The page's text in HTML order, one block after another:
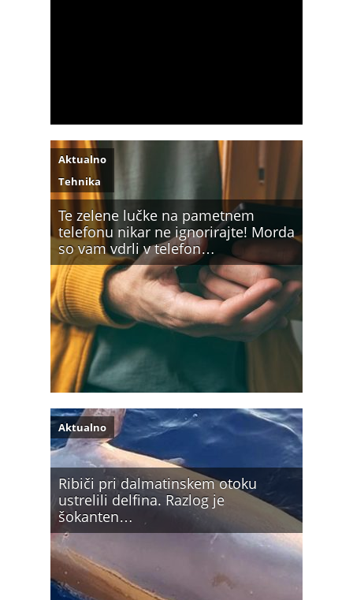
Te zelene lučke na pametnem
telefonu nikar ne ignorirajte! Morda
so vam vdrli v telefon…
Aktualno
Tehnika
Ribiči pri dalmatinskem otoku
ustrelili delfina. Razlog je
šokanten…
Aktualno